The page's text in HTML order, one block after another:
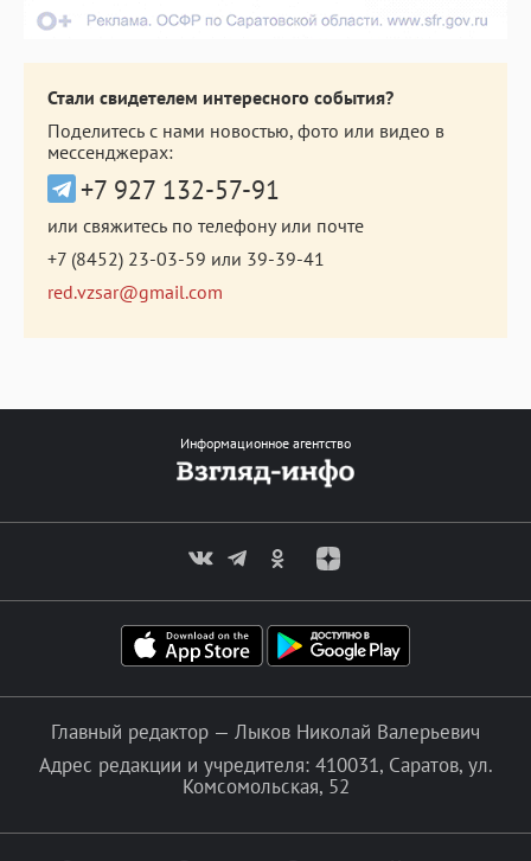
Стали свидетелем интересного события?
Поделитесь с нами новостью, фото или видео в
мессенджерах:
+7 927 132-57-91
или свяжитесь по телефону или почте
+7 (8452) 23-03-59 или 39-39-41
red.vzsar@gmail.com
Информационное агентство
Главный редактор — Лыков Николай Валерьевич
Адрес редакции и учредителя: 410031, Саратов, ул.
Комсомольская, 52